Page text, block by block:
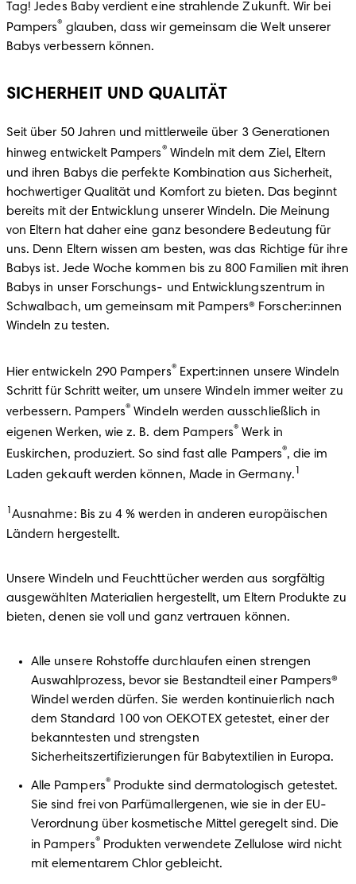
Tag! Jedes Baby verdient eine strahlende Zukunft. Wir bei
Pampers® glauben, dass wir gemeinsam die Welt unserer
Babys verbessern können.
SICHERHEIT UND QUALITÄT
Seit über 50 Jahren und mittlerweile über 3 Generationen
hinweg entwickelt Pampers® Windeln mit dem Ziel, Eltern
und ihren Babys die perfekte Kombination aus Sicherheit,
hochwertiger Qualität und Komfort zu bieten. Das beginnt
bereits mit der Entwicklung unserer Windeln. Die Meinung
von Eltern hat daher eine ganz besondere Bedeutung für
uns. Denn Eltern wissen am besten, was das Richtige für ihre
Babys ist. Jede Woche kommen bis zu 800 Familien mit ihren
Babys in unser Forschungs- und Entwicklungszentrum in
Schwalbach, um gemeinsam mit Pampers® Forscher:innen
Windeln zu testen.
Hier entwickeln 290 Pampers® Expert:innen unsere Windeln
Schritt für Schritt weiter, um unsere Windeln immer weiter zu
verbessern. Pampers® Windeln werden ausschließlich in
eigenen Werken, wie z. B. dem Pampers® Werk in
Euskirchen, produziert. So sind fast alle Pampers®, die im
Laden gekauft werden können, Made in Germany. 1
1Ausnahme: Bis zu 4 % werden in anderen europäischen
Ländern hergestellt.
Unsere Windeln und Feuchttücher werden aus sorgfältig
ausgewählten Materialien hergestellt, um Eltern Produkte zu
bieten, denen sie voll und ganz vertrauen können.
Alle unsere Rohstoffe durchlaufen einen strengen
Auswahlprozess, bevor sie Bestandteil einer Pampers®
Windel werden dürfen. Sie werden kontinuierlich nach
dem Standard 100 von OEKOTEX getestet, einer der
bekanntesten und strengsten
Sicherheitszertifizierungen für Babytextilien in Europa.
Alle Pampers® Produkte sind dermatologisch getestet.
Sie sind frei von Parfümallergenen, wie sie in der EU-
Verordnung über kosmetische Mittel geregelt sind. Die
in Pampers® Produkten verwendete Zellulose wird nicht
mit elementarem Chlor gebleicht.